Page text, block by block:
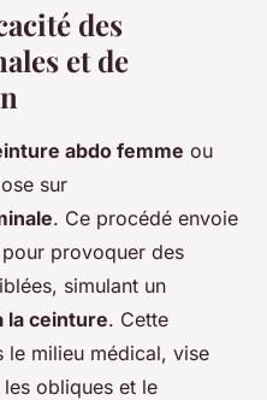
des
et de
abdo femme ou
sur
. Ce procédé envoie
provoquer des
simulant un
la ceinture. Cette
le milieu médical, vise
obliques et le